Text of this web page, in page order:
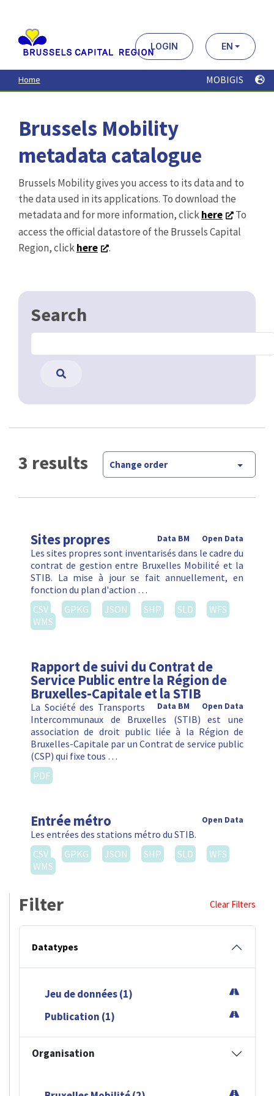
contenu
principal
LOGIN EN
Home MOBIGIS
Brussels Mobility
metadata catalogue
Brussels Mobility gives you access to its data and to
the data used in its applications. To download the
metadata and for more information, clickhere
To
access the official datastore of the Brussels Capital
Region, clickhere .
Search
3 results Change order
Sites propres Open Data
Data BM
Les sites propres sont inventarisés dans le cadre du
contrat de gestion entre Bruxelles Mobilité et la
STIB. La mise à jour se fait annuellement, en
fonction du plan d'action …
CSV
GPKG JSON SHP SLD
WFS
WMS
Rapport de suivi du Contrat de
Service Public entre la Région de
Bruxelles-Capitale et la STIB
Open Data
Data BM
La Société des Transports
Intercommunaux de Bruxelles (STIB) est une
association de droit public liée à la Région de
Bruxelles-Capitale par un Contrat de service public
(CSP) qui fixe tous …
PDF
Entrée métro Open Data
Les entrées des stations métro du STIB.
CSV
GPKG JSON SHP SLD
WFS
WMS
Filter Clear Filters
Datatypes
Jeu de données (1)
Publication (1)
Organisation